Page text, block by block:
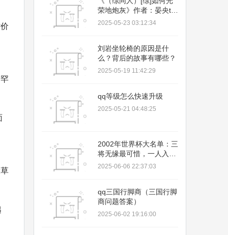
荣地炮灰》作者：晏央txt
下载
2025-05-23 03:12:34
刘岩坐轮椅的原因是什
么？背后的故事有哪些？
2025-05-19 11:42:29
qq等级怎么快速升级
2025-05-21 04:48:25
2002年世界杯大名单：三
将无缘最可惜，一人入围
引争议
2025-06-06 22:37:03
qq三国行脚商（三国行脚
商问题答案）
2025-06-02 19:16:00